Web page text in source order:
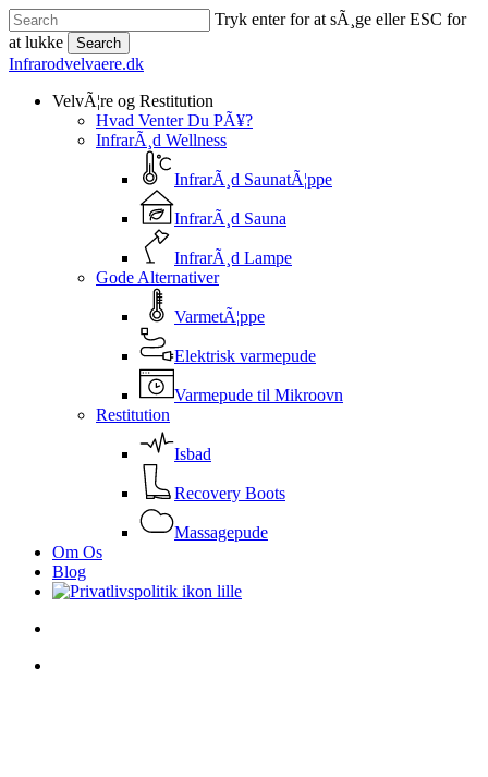
Skip
to
main
content
Tryk enter for at sÃ¸ge eller ESC for
at lukke
Search
Close
Infrarodvelvaere.dk
search
Menu
VelvÃ¦re og Restitution
Hvad Venter Du PÃ¥?
InfrarÃ¸d Wellness
InfrarÃ¸d SaunatÃ¦ppe
InfrarÃ¸d Sauna
InfrarÃ¸d Lampe
Gode Alternativer
VarmetÃ¦ppe
Elektrisk varmepude
Varmepude til Mikroovn
Restitution
Isbad
Recovery Boots
Massagepude
Om Os
Blog